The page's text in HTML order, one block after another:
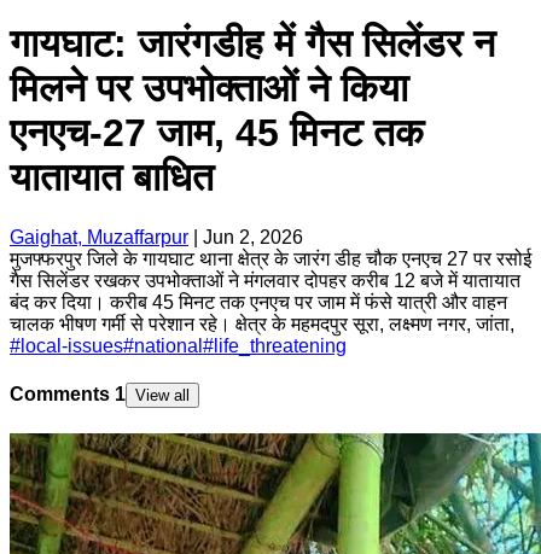
गायघाट: जारंगडीह में गैस सिलेंडर न
मिलने पर उपभोक्ताओं ने किया
एनएच-27 जाम, 45 मिनट तक
यातायात बाधित
Gaighat, Muzaffarpur
Jun 2, 2026
मुजफ्फरपुर जिले के गायघाट थाना क्षेत्र के जारंग डीह चौक एनएच 27 पर रसोई
गैस सिलेंडर रखकर उपभोक्ताओं ने मंगलवार दोपहर करीब 12 बजे में यातायात
बंद कर दिया। करीब 45 मिनट तक एनएच पर जाम में फंसे यात्री और वाहन
चालक भीषण गर्मी से परेशान रहे। क्षेत्र के महमदपुर सूरा, लक्ष्मण नगर, जांता,
# local-issues#national # life_threatening
Comments 1 View all